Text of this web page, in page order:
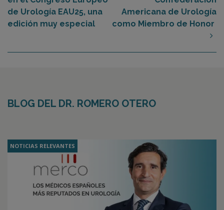
de Urología EAU25, una
edición muy especial
Americana de Urología
como Miembro de Honor
BLOG DEL DR. ROMERO OTERO
NOTICIAS RELEVANTES